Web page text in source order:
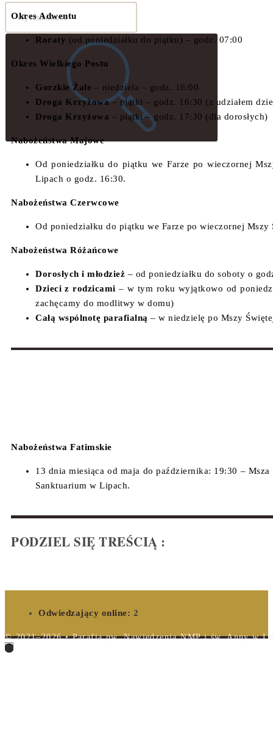
Okres Adwentu
Roraty (od poniedziałku do piątku) – godz. 07:00
Okres Wielkiego Postu
Gorzkie Żale – niedziela – godz. 16:00
Droga Krzyżowa– piątki – godz. 16:30 (z udziałem
Droga Krzyżowa – piątki – godz. 17:30 (dla dorosłych)
Nabożeństwa Majowe
Od poniedziałku do piątku we Farze po wieczornej
Lipach o godz. 16:30.
Nabożeństwa Czerwcowe
Od poniedziałku do piątku we Farze po wieczornej Mszy
Nabożeństwa Różańcowe
Dorosłych i młodzież – od poniedziałku do soboty o
Dzieci z rodzicami – w tym roku wyjątkowo od
zachęcamy do modlitwy w domu)
Całą wspólnotę parafialną – w niedzielę po Mszy
Nabożeństwa Fatimskie
13 dnia miesiąca od maja do października: 19:30 –
Sanktuarium w Lipach.
PODZIEL SIĘ TREŚCIĄ :
Odwiedzający online: 2
© 2021–2026 • Parafia pw. Nawiedzenia NMP i św. Anny w